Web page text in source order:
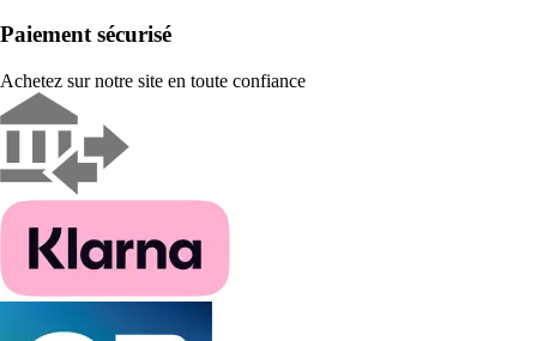
Paiement sécurisé
Achetez sur notre site en toute confiance